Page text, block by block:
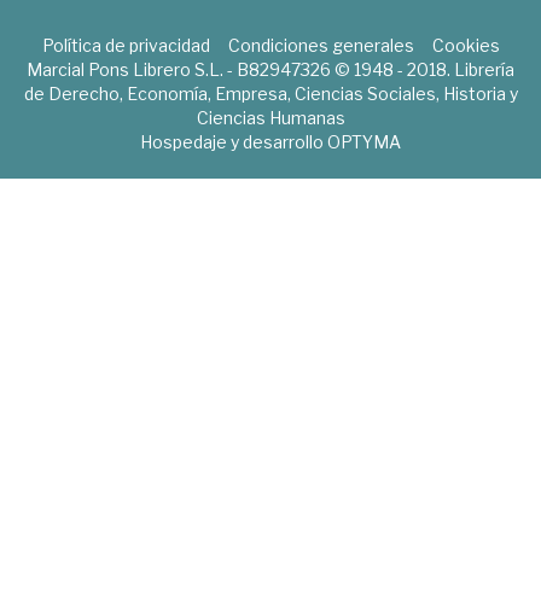
Política de privacidad Condiciones generales
Cookies
Marcial Pons Librero S.L. - B82947326 © 1948 - 2018. Librería
de Derecho, Economía, Empresa, Ciencias Sociales, Historia y
Ciencias Humanas
Hospedaje y desarrollo OPTYMA